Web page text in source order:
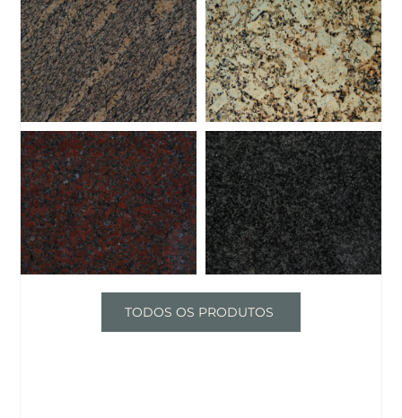
GRANITOS GRANITOS
GRANITOS GRANITOS
TODOS OS PRODUTOS